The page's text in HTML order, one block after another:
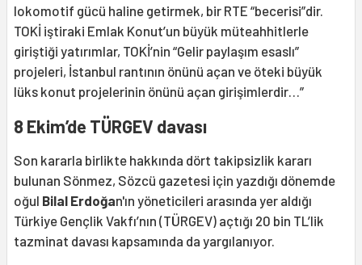
lokomotif gücü haline getirmek, bir RTE “becerisi”dir.
TOKİ iştiraki Emlak Konut’un büyük müteahhitlerle
giriştiği yatırımlar, TOKİ’nin “Gelir paylaşım esaslı”
projeleri, İstanbul rantının önünü açan ve öteki büyük
lüks konut projelerinin önünü açan girişimlerdir…”
8 Ekim’de TÜRGEV davası
Son kararla birlikte hakkında dört takipsizlik kararı
bulunan Sönmez, Sözcü gazetesi için yazdığı dönemde
oğul Bilal Erdoğan'ın yöneticileri arasında yer aldığı
Türkiye Gençlik Vakfı’nın (TÜRGEV) açtığı 20 bin TL’lik
tazminat davası kapsamında da yargılanıyor.